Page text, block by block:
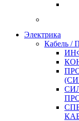
Электрика
Кабель /